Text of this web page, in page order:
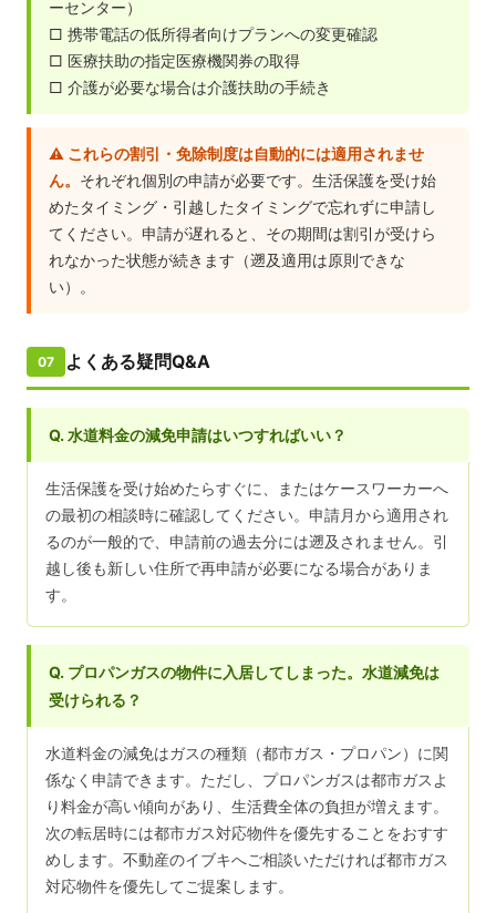
ーセンター）
□ 携帯電話の低所得者向けプランへの変更確認
□ 医療扶助の指定医療機関券の取得
□ 介護が必要な場合は介護扶助の手続き
⚠️ これらの割引・免除制度は自動的には適用されませ
ん。 それぞれ個別の申請が必要です。生活保護を受け始
めたタイミング・引越したタイミングで忘れずに申請し
てください。申請が遅れると、その期間は割引が受けら
れなかった状態が続きます（遡及適用は原則できな
い）。
07 よくある疑問Q&A
Q. 水道料金の減免申請はいつすればいい？
生活保護を受け始めたらすぐに、またはケースワーカーへ
の最初の相談時に確認してください。申請月から適用され
るのが一般的で、申請前の過去分には遡及されません。引
越し後も新しい住所で再申請が必要になる場合がありま
す。
Q. プロパンガスの物件に入居してしまった。水道減免は
受けられる？
水道料金の減免はガスの種類（都市ガス・プロパン）に関
係なく申請できます。ただし、プロパンガスは都市ガスよ
り料金が高い傾向があり、生活費全体の負担が増えます。
次の転居時には都市ガス対応物件を優先することをおすす
めします。不動産のイブキへご相談いただければ都市ガス
対応物件を優先してご提案します。